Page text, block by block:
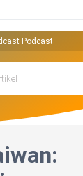
Podcast